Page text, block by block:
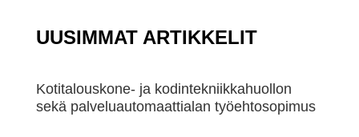
UUSIMMAT ARTIKKELIT
Kotitalouskone- ja ko­din­tek­niik­ka­huol­lon
sekä pal­ve­luau­to­maat­tia­lan työehtosopimus